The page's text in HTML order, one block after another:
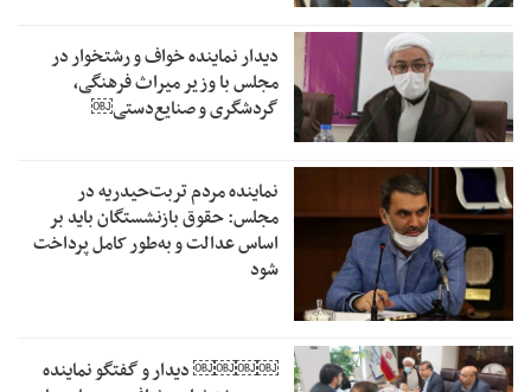
دیدار نماینده خواف و رشتخوار در
مجلس با وزیر میراث فرهنگی،
گردشگری و صنایع‌دستی￼
نماینده مردم تربت‌حیدریه در
مجلس: حقوق بازنشستگان باید بر
اساس عدالت و به‌طور کامل پرداخت
شود
￼￼￼￼‏ دیدار و گفتگو نماینده